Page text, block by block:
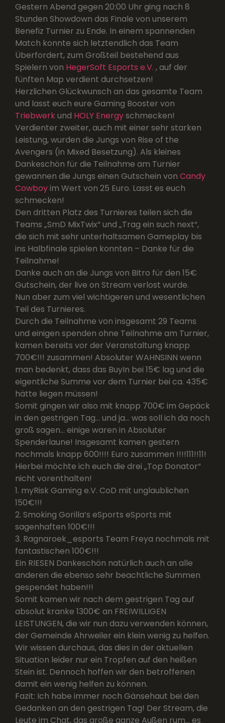
Gestern Abend gegen 20:00 Uhr ging nach 8
Stunden Showdown das Finale von unserem
Benefiz Turnier zu Ende. In einem spannenden
Match konnte sich letztendlich das Team
Überfordert, zum Großteil bestehend aus
Spielern von HegerSoft Esports e.V. , auf der
fünften Map verdient durchsetzen!
Herzlichen Glückwunsch an das gesamte Team
und lasst euch eure Gaming Booster von
Triebwerkund HOLY Energyschmecken!
Verdienter zweiter, auch mit einer sehr starken
Leistung, wurden die Jungs von Rise of the
Avengers (in Mixed Besetzung). Als kleines
Dankeschön für die Teilnahme am Turnier
gewannen die Jungs einen Gutschein von Candy
Cowboyim Wert von 25 Euro. Lasst es euch
schmecken!
Den dritten Platz des Turnieres teilen sich die
Teams „SmD MixTwix“ und „Trag ein such next“,
die sich mit sehr unterhaltsamen Gameplay bis
ins Halbfinale spielen konnten – Danke für die
Teilnahme!
Danke auch an die Jungs von Bitro für den 15€
Gutschein, der live on Stream verlost wurde.
Nun aber zum viel wichtigeren und wesentlichen
Teil des Turnieres.
Durch die Teilnahme von insgesamt 29 Teams
und einigen spenden ohne Teilnahme am Turnier,
kamen bereits vor der Veranstaltung knapp
700€!!! zusammen! Absoluter WAHNSINN wenn
man bedenkt, dass das BuyIn bei 15€ lag und die
eigentliche Summe vor dem Turnier bei ca. 435€
hätte liegen müssen!
Somit gingen wir also mit knapp 700€ im Gepäck
in den gestrigen Tag… und ja… was soll ich da noch
groß sagen… einige waren in Absoluter
Spenderlaune! Insgesamt kamen gestern
nochmals knapp 600!!!! Euro zusammen !!!!111!!11!
Hierbei möchte ich euch die drei „Top Donator“
nicht vorenthalten!
1. myRisk Gaming e.V. CoD mit unglaublichen
150€!!!
2. Smoking Gorilla’s eSports eSports mit
sagenhaften 100€!!!
3. Ragnaroek_esports Team Freya nochmals mit
fantastischen 100€!!!
Ein RIESEN Dankeschön natürlich auch an alle
anderen die ebenso sehr beachtliche Summen
gespendet haben!!!
Somit kamen wir nach dem gestrigen Tag auf
absolut kranke 1300€ an FREIWILLIGEN
LEISTUNGEN, die wir nun dazu verwenden können,
der Gemeinde Ahrweiler ein klein wenig zu helfen.
Wir wissen durchaus, das dies in der aktuellen
Situation leider nur ein Tropfen auf den heißen
Stein ist. Dennoch hoffen wir den betroffenen
damit ein wenig helfen zu können.
Fazit: Ich habe immer noch Gänsehaut bei den
Gedanken an den gestrigen Tag! Der Stream, die
Leute im Chat, das große ganze Außen rum… es